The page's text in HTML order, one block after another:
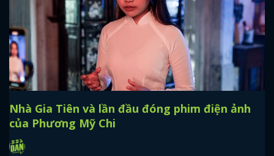
Nhà Gia Tiên và lần đầu đóng phim điện ảnh
của Phương Mỹ Chi